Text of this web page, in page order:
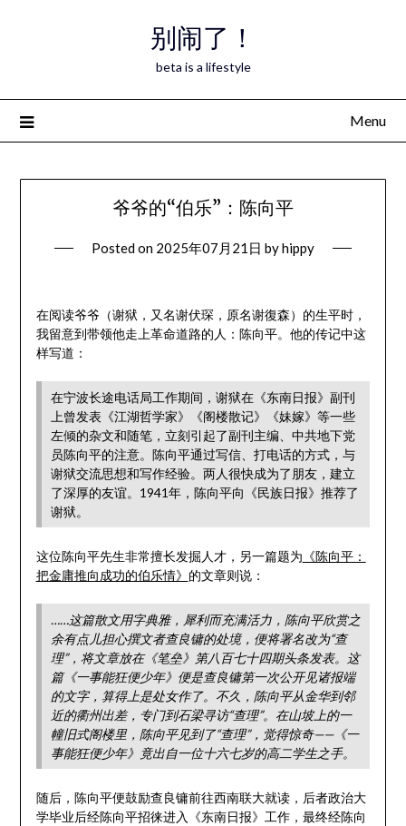
别闹了！
beta is a lifestyle
Menu
爷爷的“伯乐”：陈向平
Posted on 2025年07月21日 byhippy
在阅读爷爷（谢狱，又名谢伏琛，原名谢復森）的生平时，
我留意到带领他走上革命道路的人：陈向平。他的传记中这
样写道：
在宁波长途电话局工作期间，谢狱在《东南日报》副刊
上曾发表《江湖哲学家》《阁楼散记》《妹嫁》等一些
左倾的杂文和随笔，立刻引起了副刊主编、中共地下党
员陈向平的注意。陈向平通过写信、打电话的方式，与
谢狱交流思想和写作经验。两人很快成为了朋友，建立
了深厚的友谊。1941年，陈向平向《民族日报》推荐了
谢狱。
这位陈向平先生非常擅长发掘人才，另一篇题为 《陈向平：
把金庸推向成功的伯乐情》 的文章则说：
……这篇散文用字典雅，犀利而充满活力，陈向平欣赏之
余有点儿担心撰文者查良镛的处境，便将署名改为“查
理”，将文章放在《笔垒》第八百七十四期头条发表。这
篇《一事能狂便少年》便是查良镛第一次公开见诸报端
的文字，算得上是处女作了。不久，陈向平从金华到邻
近的衢州出差，专门到石梁寻访“查理”。在山坡上的一
幢旧式阁楼里，陈向平见到了“查理”，觉得惊奇——《一
事能狂便少年》竟出自一位十六七岁的高二学生之手。
随后，陈向平便鼓励查良镛前往西南联大就读，后者政治大
学毕业后经陈向平招徕进入《东南日报》工作，最终经陈向